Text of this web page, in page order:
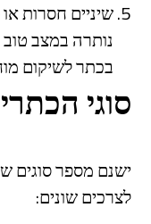
שיניים חסרות
נותרה במצב
בכתר לשיקום
סוגי
ישנם מספר
לצרכים שונים: